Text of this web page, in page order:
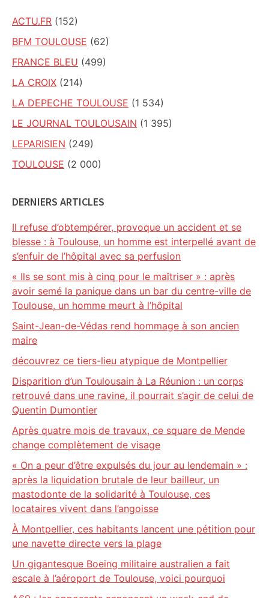
ACTU.FR (152)
BFM TOULOUSE (62)
FRANCE BLEU (499)
LA CROIX (214)
LA DEPECHE TOULOUSE (1 534)
LE JOURNAL TOULOUSAIN (1 395)
LEPARISIEN (249)
TOULOUSE (2 000)
DERNIERS ARTICLES
Il refuse d’obtempérer, provoque un accident et se
blesse : à Toulouse, un homme est interpellé avant de
s’enfuir de l’hôpital avec sa perfusion
« Ils se sont mis à cinq pour le maîtriser » : après
avoir semé la panique dans un bar du centre-ville de
Toulouse, un homme meurt à l’hôpital
Saint-Jean-de-Védas rend hommage à son ancien
maire
découvrez ce tiers-lieu atypique de Montpellier
Disparition d’un Toulousain à La Réunion : un corps
retrouvé dans une ravine, il pourrait s’agir de celui de
Quentin Dumontier
Après quatre mois de travaux, ce square de Mende
change complètement de visage
« On a peur d’être expulsés du jour au lendemain » :
après la liquidation brutale de leur bailleur, un
mastodonte de la solidarité à Toulouse, ces
locataires vivent dans l’angoisse
À Montpellier, ces habitants lancent une pétition pour
une navette directe vers la plage
Un gigantesque Boeing militaire australien a fait
escale à l’aéroport de Toulouse, voici pourquoi